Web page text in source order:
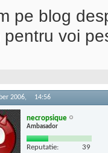
pe blog
pentru voi
2006, 14:56
necropsique
Ambasador
Reputatie: 39